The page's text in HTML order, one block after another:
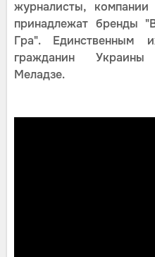
журналисты,
принадлежат бренды
Гра". Единственным
гражданин
Меладзе.